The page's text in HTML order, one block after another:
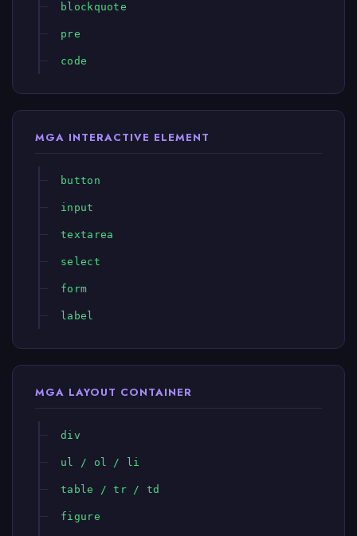
blockquote
pre
code
MGA INTERACTIVE ELEMENT
button
input
textarea
select
form
label
MGA LAYOUT CONTAINER
div
ul / ol / li
table / tr / td
figure